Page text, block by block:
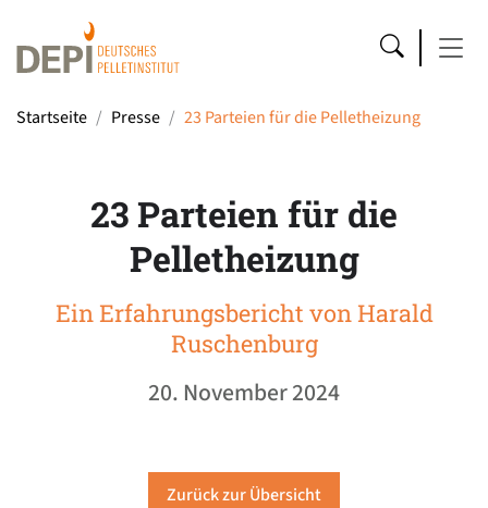
Startseite Presse 23 Parteien für die Pelletheizung
23 Parteien für die
Pelletheizung
Ein Erfahrungsbericht von Harald
Ruschenburg
20. November 2024
Zurück zur Übersicht